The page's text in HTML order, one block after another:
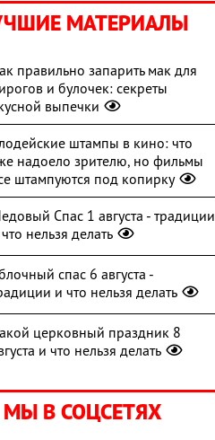
МАТЕРИАЛЫ
правильно запарить мак для
и булочек: секреты
выпечки
штампы в кино: что
надоело зрителю, но фильмы
штампуются под копирку
Спас 1 августа - традиции
нельзя делать
спас 6 августа -
и что нельзя делать
церковный праздник 8
и что нельзя делать
МЫ В СОЦСЕТЯХ